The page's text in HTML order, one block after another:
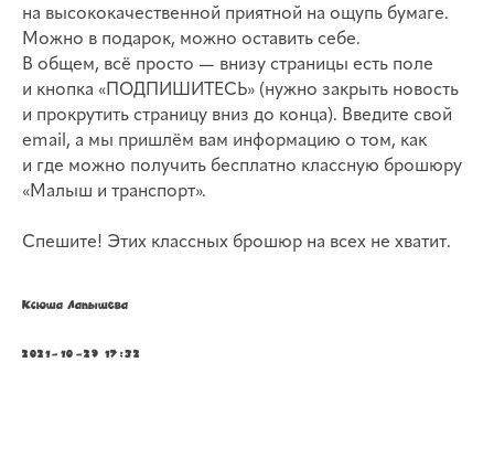
на высококачественной приятной на ощупь бумаге.
Можно в подарок, можно оставить себе.
В общем, всё просто — внизу страницы есть поле
и кнопка «ПОДПИШИТЕСЬ» (нужно закрыть новость
и прокрутить страницу вниз до конца). Введите свой
email, а мы пришлём вам информацию о том, как
и где можно получить бесплатно классную брошюру
«Малыш и транспорт».
Спешите! Этих классных брошюр на всех не хватит.
Ксюша Лапышева
2021-10-29 17:32